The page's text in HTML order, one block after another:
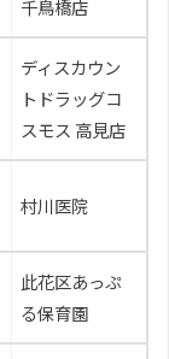
千鳥橋店
ディスカウン
トドラッグコ
スモス 高見店
村川医院
此花区あっぷ
る保育園